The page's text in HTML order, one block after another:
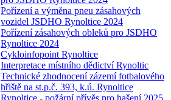
Pořízení a výměna pneu zásahových
vozidel JSDHO Rynoltice 2024
Pořízení zásahových obleků pro JSDHO
Rynoltice 2024
Cykloinfopoint Rynoltice
Interpretace místního dědictví Rynoltic
Technické zhodnocení zázemí fotbalového
hřiště na st.p.č. 393, k.ú. Rynoltice
Rynoltice - požární přívěs pro hašení 2025